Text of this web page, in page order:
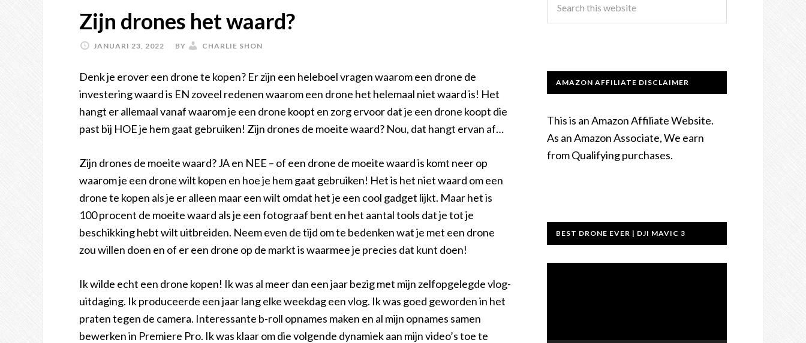
Zijn drones het waard?
JANUARI 23, 2022 BY CHARLIE SHON
Denk je erover een drone te kopen? Er zijn een heleboel vragen waarom een drone de
investering waard is EN zoveel redenen waarom een drone het helemaal niet waard is! Het
hangt er allemaal vanaf waarom je een drone koopt en zorg ervoor dat je een drone koopt die
past bij HOE je hem gaat gebruiken! Zijn drones de moeite waard? Nou, dat hangt ervan af…
Zijn drones de moeite waard? JA en NEE – of een drone de moeite waard is komt neer op
waarom je een drone wilt kopen en hoe je hem gaat gebruiken! Het is het niet waard om een
drone te kopen als je er alleen maar een wilt omdat het je een cool gadget lijkt. Maar het is
100 procent de moeite waard als je een fotograaf bent en het aantal tools dat je tot je
beschikking hebt wilt uitbreiden. Neem even de tijd om te bedenken wat je met een drone
zou willen doen en of er een drone op de markt is waarmee je precies dat kunt doen!
Ik wilde echt een drone kopen! Ik was al meer dan een jaar bezig met mijn zelfopgelegde vlog-
uitdaging. Ik produceerde een jaar lang elke weekdag een vlog. Ik was goed geworden in het
praten tegen de camera. Interessante b-roll opnames maken en al mijn opnames samen
bewerken in Premiere Pro. Ik was klaar om die volgende dynamiek aan mijn video’s toe te
AMAZON AFFILIATE DISCLAIMER
This is an Amazon Affiliate Website.
As an Amazon Associate, We earn
from Qualifying purchases.
BEST DRONE EVER | DJI MAVIC 3